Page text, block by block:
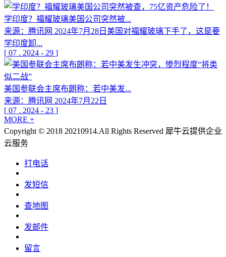
学印度？福耀玻璃美国公司突然被...
来源：腾讯网 2024年7月28日美国对福耀玻璃下手了，这是要
学印度卸...
[ 07 . 2024 - 29 ]
美国参联会主席布朗称：若中美发...
来源：腾讯网 2024年7月22日
[ 07 . 2024 - 23 ]
MORE +
Copyright © 2018 20210914.All Rights Reserved 犀牛云提供企业
云服务
打电话
发短信
查地图
发邮件
留言